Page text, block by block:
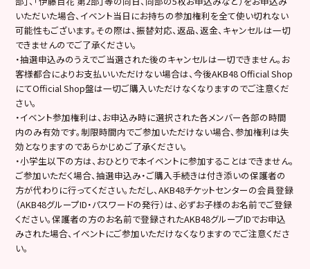
いただいた場合、イベント当日にお持ちの参加権利を全て使い切れない
可能性もございます。その際は、振替対応、返品、返金、キャンセルは一切
できませんのでご了承ください。
・抽選申込みのうえでご当選された後のキャンセルは一切できません。お
客様都合によりお支払いいただけない場合は、今後AKB48 Official Shop
にてOfficial Shop盤は一切ご購入いただけなくなりますのでご注意くだ
さい。
・イベント参加権利は、お申込み時に選択された各メンバー各部の時間
内のみ有効です。制限時間内でご参加いただけない場合、参加権利は失
効となりますのであらかじめご了承ください。
・小学生以下の方は、おひとりで本イベントに参加することはできません。
ご参加いただく場合、抽選申込み・ご購入手続きは付き添いの保護者の
方が代わりに行ってください。ただし、AKB48チケットセンターの会員登録
（AKB48グループID・パスワードの発行）は、必ずお子様のお名前でご登録
ください。保護者の方のお名前で登録されたAKB48グループIDでお申込
みされた場合、イベントにご参加いただけなくなりますのでご注意くださ
い。